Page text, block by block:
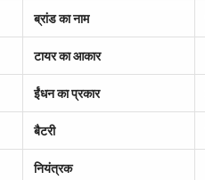
ब्रांड का नाम
टायर का आकार
ईंधन का प्रकार
बैटरी
नियंत्रक